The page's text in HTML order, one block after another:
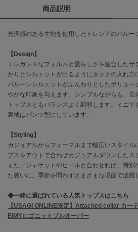
クラークス
CODE A
コードエー
COLE HAAN
コール ハーン
CONVERSE
DANSKIN
ダンスキン
EIMY ISTOIRE
エイミー イストワール
商品説明
光沢感のある生地を使用したトレンドのバルー
【Design】
エレガントなフォルムと愛らしさを融合したサ
かりとシルエットが出るようにタックの入れ方
バルーンシルエットがふんわりとしたボリュ
やかな印象を与えます。シンプルながらも、立
トップスともバランスよく調和します。ミニ
裏地はパンツ型にしています。
【Styling】
カジュアルからフォーマルまで幅広いスタイル
プスをアウトで合わせカジュアルダウンしたス
また、ジャケットやヒールと合わせれば、特
た装いに。季節を問わずさまざまな場面で活躍
◆一緒に選ばれている人気トップスはこちら
【USAGI ONLINE限定】Attached collar カー
EIMYロゴニットプルオーバー